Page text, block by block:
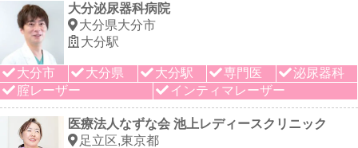
大分泌尿器科病院
大分県大分市
大分駅
大分市 大分県 大分駅 専門医
泌尿器科
腟レーザー
インティマレーザー
医療法人なずな会 池上レディースクリニック
足立区,東京都